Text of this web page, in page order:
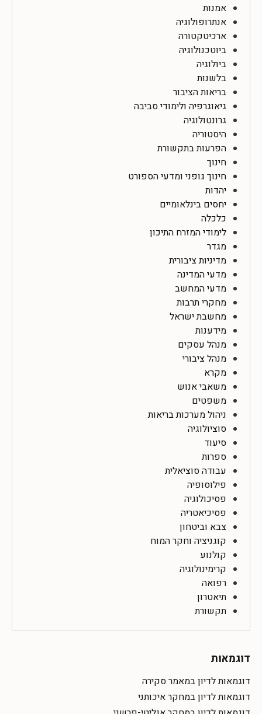
אמנות
אנתרופולוגיה
ארכיטקטורה
ביוטכנולוגיה
ביולוגיה
בלשנות
בריאות הציבור
גיאוגרפיה ולימודי סביבה
גרונטולוגיה
היסטוריה
הפרעות בתקשורת
חינוך
חינוך גופני ומדעי הספורט
יהדות
יחסים בינלאומיים
כלכלה
לימודי המזרח התיכון
מגדר
מדיניות ציבורית
מדעי המדינה
מדעי המחשב
מחקרי תרבות
מחשבת ישראל
מידענות
מנהל עסקים
מנהל ציבורי
מקרא
משאבי אנוש
משפטים
ניהול מערכות בריאות
סוציולוגיה
סיעוד
ספרות
עבודה סוציאלית
פילוסופיה
פסיכולוגיה
פסיכיאטריה
צבא וביטחון
קוגניציה וחקר המוח
קולנוע
קרימינולוגיה
רפואה
תיאטרון
תקשורת
דוגמאות
דוגמאות לדיון במאמר סקירה
דוגמאות לדיון במחקר איכותני